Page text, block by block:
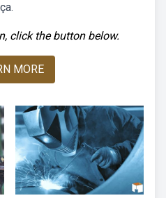
click the button below.
MORE